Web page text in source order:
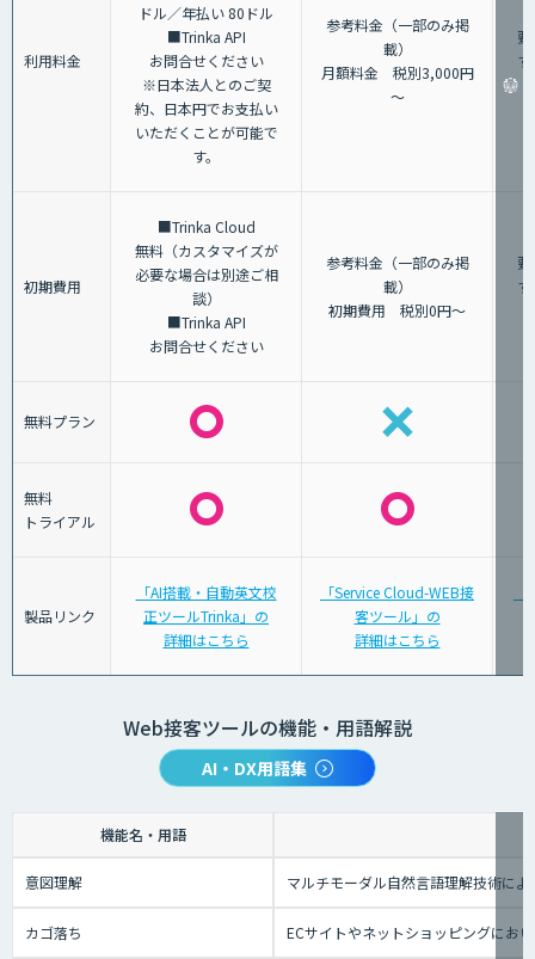
利用料金
ドル／年払い 80ドル
■Trinka API
お問合せください
※日本法人とのご契
約、日本円でお支払い
いただくことが可能で
す。
参考料金（一部のみ掲
載）
月額料金 税別3,000円
～
初期費用
■Trinka Cloud
無料（カスタマイズが
必要な場合は別途ご相
談）
■Trinka API
お問合せください
参考料金（一部のみ掲
載）
初期費用 税別0円～
無料プラン
無料
トライアル
製品リンク
「AI搭載・自動英文校
正ツールTrinka」の
詳細はこちら
「Service Cloud-WEB接
客ツール」の
詳細はこちら
Web接客ツールの機能・用語解説
AI・DX用語集
機能名・用語
意図理解 マルチモーダル自然言語理解技術に
カゴ落ち ECサイトやネットショッピングにお